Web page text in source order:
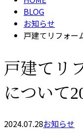
BLOG
お知らせ
戸建てリフォー
戸建てリ
について
2024.07.28お知らせ